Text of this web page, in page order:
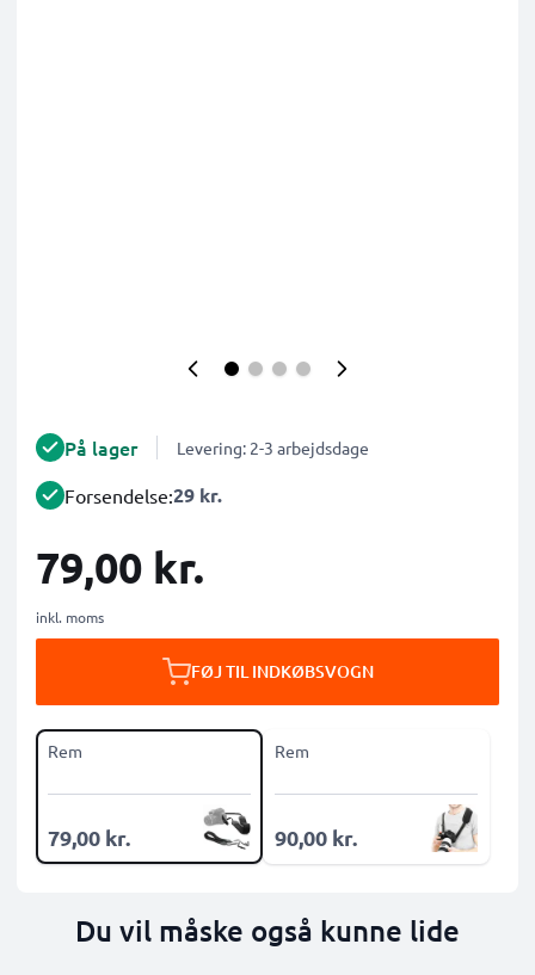
På lager Levering: 2-3 arbejdsdage
Forsendelse:29 kr.
79,00 kr.
inkl. moms
FØJ TIL INDKØBSVOGN
Rem
79,00 kr.
Rem
90,00 kr.
Du vil måske også kunne lide